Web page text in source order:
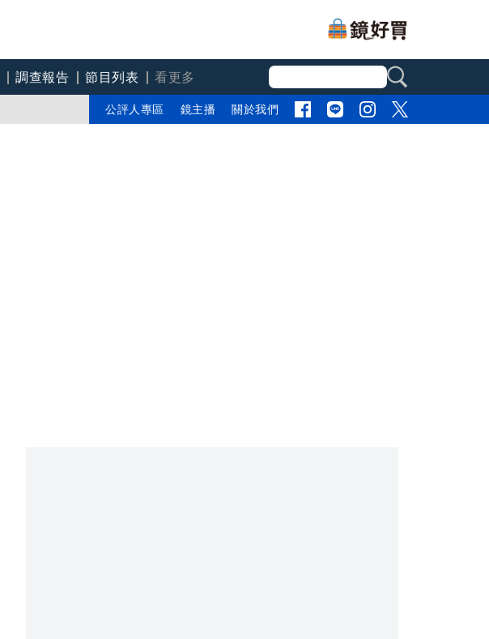
調查報告 節目列表
看更多
公評人專區 鏡主播 關於我們